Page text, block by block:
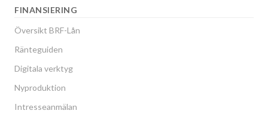
FINANSIERING
Översikt BRF-Lån
Ränteguiden
Digitala verktyg
Nyproduktion
Intresseanmälan